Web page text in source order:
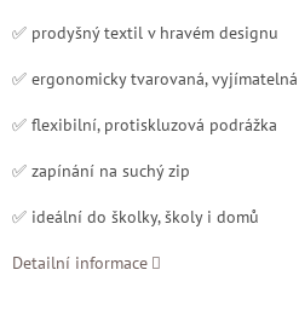
✅ prodyšný textil v hravém designu
✅ ergonomicky tvarovaná,
✅ flexibilní, protiskluzová podrážka
✅ zapínání na suchý zip
✅ ideální do školky, školy i domů
Detailní informace